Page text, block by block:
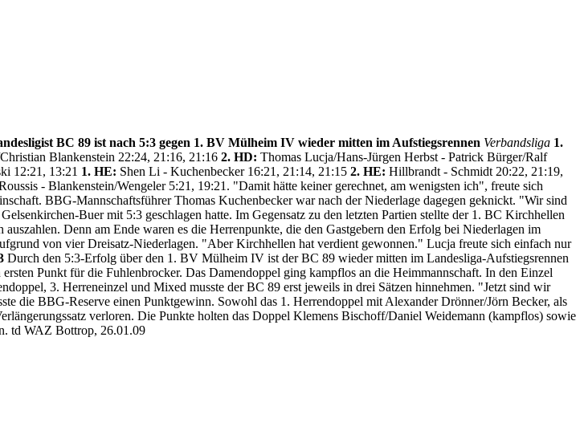
BC 89 ist nach 5:3 gegen 1. BV Mülheim IV wieder mitten im Aufstiegsrennen Verbandsliga 1.
Blankenstein 22:24, 21:16, 21:16 2. HD: Thomas Lucja/Hans-Jürgen Herbst - Patrick Bürger/Ralf
12:21, 13:21 1. HE: Shen Li - Kuchenbecker 16:21, 21:14, 21:15 2. HE: Hillbrandt - Schmidt 20:22, 21:19,
- Blankenstein/Wengeler 5:21, 19:21. "Damit hätte keiner gerechnet, am wenigsten ich", freute sich
BBG-Mannschaftsführer Thomas Kuchenbecker war nach der Niederlage dagegen geknickt. "Wir sind
Buer mit 5:3 geschlagen hatte. Im Gegensatz zu den letzten Partien stellte der 1. BC Kirchhellen
Denn am Ende waren es die Herrenpunkte, die den Gastgebern den Erfolg bei Niederlagen im
von vier Dreisatz-Niederlagen. "Aber Kirchhellen hat verdient gewonnen." Lucja freute sich einfach nur
Durch den 5:3-Erfolg über den 1. BV Mülheim IV ist der BC 89 wieder mitten im Landesliga-Aufstiegsrennen
Punkt für die Fuhlenbrocker. Das Damendoppel ging kampflos an die Heimmannschaft. In den Einzel
3. Herreneinzel und Mixed musste der BC 89 erst jeweils in drei Sätzen hinnehmen. "Jetzt sind wir
die BBG-Reserve einen Punktgewinn. Sowohl das 1. Herrendoppel mit Alexander Drönner/Jörn Becker, als
verloren. Die Punkte holten das Doppel Klemens Bischoff/Daniel Weidemann (kampflos) sowie
td WAZ Bottrop, 26.01.09